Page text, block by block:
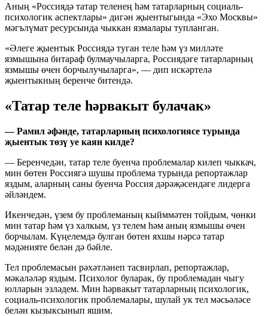
Аның «Россиядә татар теленең һәм татарларның социаль-
психологик аспектлары» дигән җыентыгында «Эхо Москвы»
мәгълүмат ресурсында чыккан язмалары тупланган.
«Әлеге җыентык Россиядә туган теле һәм үз милләте
язмышына битараф булмаучыларга, Россиядәге татарларның
язмышы өчен борчылучыларга», — дип искәртелә
җыентыкның беренче битендә.
«Татар теле һәрвакыт булачак»
— Рамил әфәнде, татарларның психологиясе турында
җыентык төзү уе каян килде?
— Беренчедән, татар теле буенча проблемалар килеп чыккач,
мин бөтен Россиягә шушы проблема турында репортажлар
яздым, аларның саны буенча Россия дәрәҗәсендәге лидерга
әйләндем.
Икенчедән, үзем бу проблеманың кыйммәтен тойдым, чөнки
мин татар һәм үз халкым, үз телем һәм аның язмышы өчен
борчылам. Күңелемдә булган бөтен яхшы нәрсә татар
мәдәнияте белән дә бәйле.
Тел проблемасын рәхәтләнеп тасвирлап, репортажлар,
мәкаләләр яздым. Психолог буларак, бу проблемадан чыгу
юлларын эзләдем. Мин һәрвакыт татарларның психологик,
социаль-психологик проблемалары, шулай ук тел мәсьәләсе
белән кызыксынып яшим.